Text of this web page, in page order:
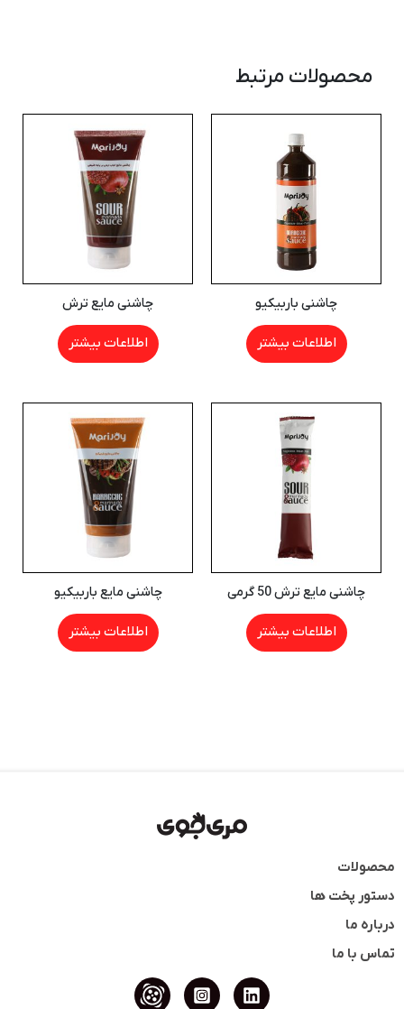
محصولات مرتبط
چاشنی باربیکیو
اطلاعات بیشتر
چاشنی مایع ترش
اطلاعات بیشتر
چاشنی مایع ترش 50 گرمی
اطلاعات بیشتر
چاشنی مایع باربیکیو
اطلاعات بیشتر
محصولات
دستور پخت ها
درباره ما
تماس با ما